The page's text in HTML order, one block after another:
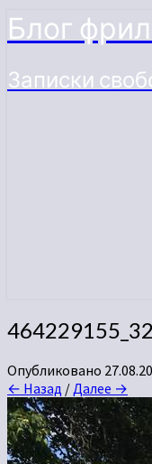
Блог
Записки
Опубликовано
← Назад /Далее →